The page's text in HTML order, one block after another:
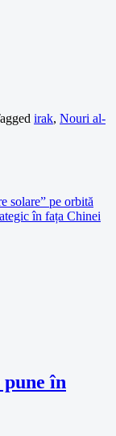
irak, Nouri al-
solare” pe orbită
în fața Chinei
în